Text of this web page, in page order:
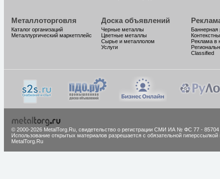
Металлоторговля
Каталог организаций
Металлургический маркетплейс
Доска объявлений
Черные металлы
Цветные металлы
Сырье и металлолом
Услуги
Баннерная
Реклама в
Classified
© 2000-2026 MetalTorg.Ru, cвидетельство о регистрации СМИ ИА № ФС 77 - 85704
Использование открытых материалов разрешается с обязательной гиперссылкой
MetalTorg.Ru